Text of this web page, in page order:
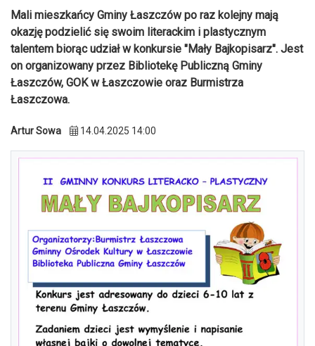
Mali mieszkańcy Gminy Łaszczów po raz kolejny mają
okazję podzielić się swoim literackim i plastycznym
talentem biorąc udział w konkursie "Mały Bajkopisarz". Jest
on organizowany przez Bibliotekę Publiczną Gminy
Łaszczów, GOK w Łaszczowie oraz Burmistrza
Łaszczowa.
Artur Sowa 14.04.2025 14:00